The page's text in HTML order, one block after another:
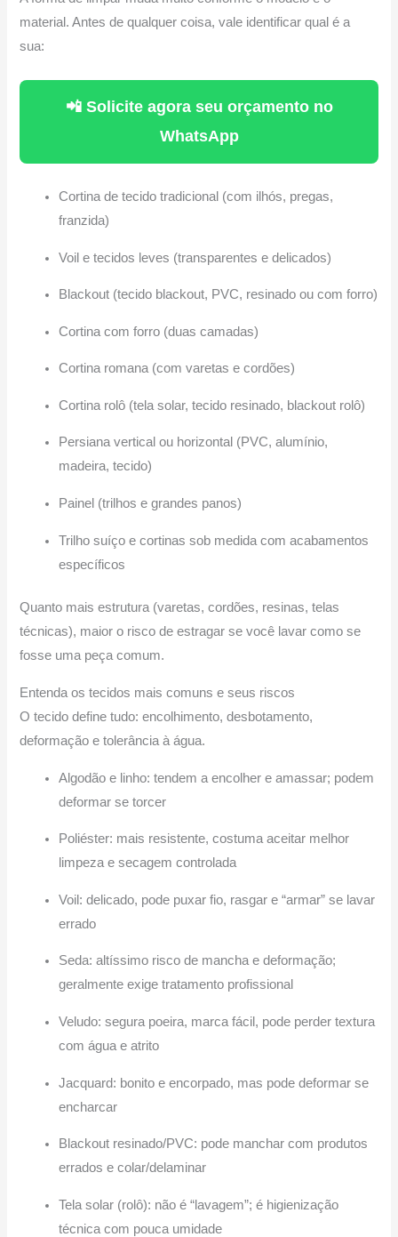
material. Antes de qualquer coisa, vale identificar qual é a
sua:
📲 Solicite agora seu orçamento no
WhatsApp
Cortina de tecido tradicional (com ilhós, pregas,
franzida)
Voil e tecidos leves (transparentes e delicados)
Blackout (tecido blackout, PVC, resinado ou com forro)
Cortina com forro (duas camadas)
Cortina romana (com varetas e cordões)
Cortina rolô (tela solar, tecido resinado, blackout rolô)
Persiana vertical ou horizontal (PVC, alumínio,
madeira, tecido)
Painel (trilhos e grandes panos)
Trilho suíço e cortinas sob medida com acabamentos
específicos
Quanto mais estrutura (varetas, cordões, resinas, telas
técnicas), maior o risco de estragar se você lavar como se
fosse uma peça comum.
Entenda os tecidos mais comuns e seus riscos
O tecido define tudo: encolhimento, desbotamento,
deformação e tolerância à água.
Algodão e linho: tendem a encolher e amassar; podem
deformar se torcer
Poliéster: mais resistente, costuma aceitar melhor
limpeza e secagem controlada
Voil: delicado, pode puxar fio, rasgar e “armar” se lavar
errado
Seda: altíssimo risco de mancha e deformação;
geralmente exige tratamento profissional
Veludo: segura poeira, marca fácil, pode perder textura
com água e atrito
Jacquard: bonito e encorpado, mas pode deformar se
encharcar
Blackout resinado/PVC: pode manchar com produtos
errados e colar/delaminar
Tela solar (rolô): não é “lavagem”; é higienização
técnica com pouca umidade